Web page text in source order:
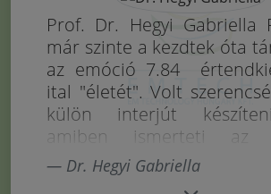
Prof. Dr. Hegyi Gabriella
már szinte a kezdtek óta
az emóció 7.84
ital "életét". Volt
külön interjút
amiben ismerteti az
hatásait, illetve, hogy
probléma esetén
Dr. Hegyi Gabriella